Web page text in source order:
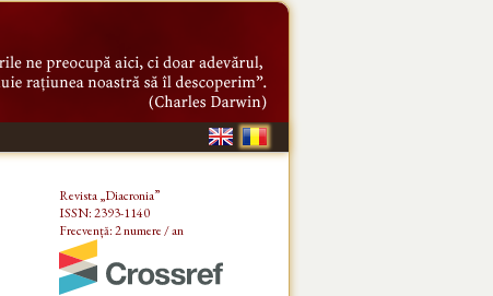
Revista „Diacronia”
ISSN: 2393-1140
Frecvență: 2 numere / an